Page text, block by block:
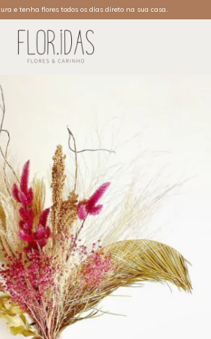
e tenha flores todos os dias direto na sua casa.